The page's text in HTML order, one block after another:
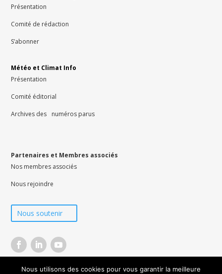
Présentation
Comité de rédaction
S’abonner
Météo et Climat Info
Présentation
Comité éditorial
Archives des numéros parus
Partenaires et Membres associés
Nos membres associés
Nous rejoindre
Nous soutenir
Nous utilisons des cookies pour vous garantir la meilleure